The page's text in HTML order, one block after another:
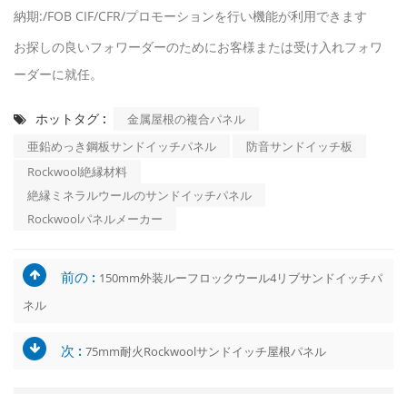
納期:/FOB CIF/CFR/プロモーションを行い機能が利用できます
お探しの良いフォワーダーのためにお客様または受け入れフォワ
ーダーに就任。
ホットタグ :
金属屋根の複合パネル
亜鉛めっき鋼板サンドイッチパネル
防音サンドイッチ板
Rockwool絶縁材料
絶縁ミネラルウールのサンドイッチパネル
Rockwoolパネルメーカー
前の : 150mm外装ルーフロックウール4リブサンドイッチパ
ネル
次 : 75mm耐火Rockwoolサンドイッチ屋根パネル